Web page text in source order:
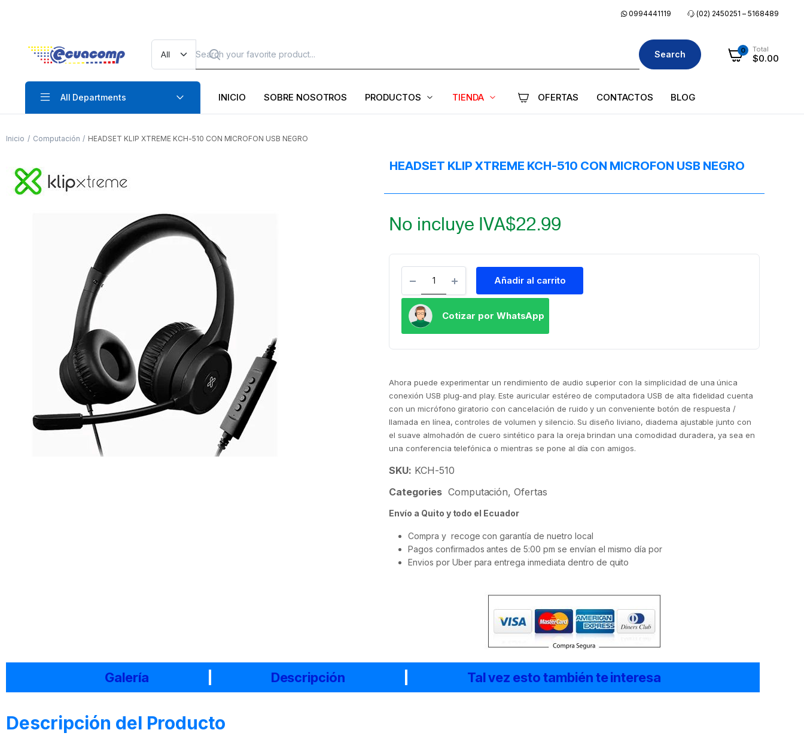
0994441119 (02) 2450251 – 5168489
Search 0 Total
$0.00
All Departments INICIO SOBRE NOSOTROS PRODUCTOS TIENDA OFERTAS CONTACTOS BLOG
Inicio Computación HEADSET KLIP XTREME KCH-510 CON MICROFON USB NEGRO
HEADSET KLIP XTREME KCH-510 CON MICROFON USB NEGRO
$22.99
No incluye IVA
Añadir al carrito
Cotizar por WhatsApp
Ahora puede experimentar un rendimiento de audio superior con la simplicidad de una única
conexión USB plug-and play. Este auricular estéreo de computadora USB de alta fidelidad cuenta
con un micrófono giratorio con cancelación de ruido y un conveniente botón de respuesta /
llamada en línea, controles de volumen y silencio. Su diseño liviano, diadema ajustable junto con
el suave almohadón de cuero sintético para la oreja brindan una comodidad duradera, ya sea en
una conferencia telefónica o mientras se pone al día con amigos.
SKU: KCH-510
Categories Computación,Ofertas
Envío a Quito y todo el Ecuador
Compra y recoge con garantía de nuetro local
Pagos confirmados antes de 5:00 pm se envían el mismo día por
Envios por Uber para entrega inmediata dentro de quito
Galería Descripción Tal vez esto también te interesa
Descripción del Producto